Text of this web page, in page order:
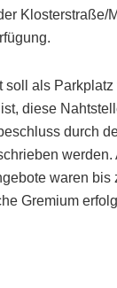
Klosterstraße/
als
diese
durch
waren
Gremium